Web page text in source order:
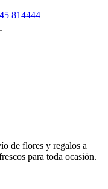
814444
de flores y regalos a
para toda ocasión.